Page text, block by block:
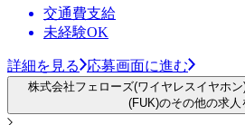
交通費支給
未経験OK
詳細を見る 応募画面に進む
株式会社フェローズ(ワイヤレスイヤホ
(FUK)のその他の求人